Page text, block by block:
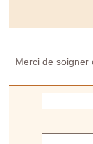
Merci de soigner